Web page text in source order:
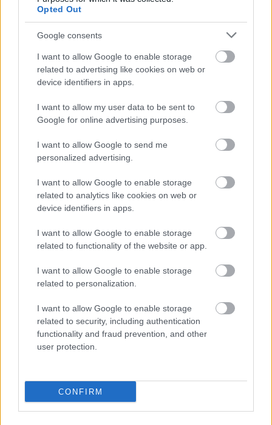
Opted Out
Google consents
I want to allow Google to enable storage
related to advertising like cookies on web or
device identifiers in apps.
I want to allow my user data to be sent to
Google for online advertising purposes.
I want to allow Google to send me
personalized advertising.
I want to allow Google to enable storage
related to analytics like cookies on web or
device identifiers in apps.
I want to allow Google to enable storage
related to functionality of the website or app.
I want to allow Google to enable storage
related to personalization.
I want to allow Google to enable storage
related to security, including authentication
functionality and fraud prevention, and other
user protection.
CONFIRM
A csatajelenet egyik legjobb pillanata volt, amikor a két
sereg Jon feje fölött összecsap, és elkezd épülni a
hullatorony, ami végül a Ramsay-ék által kitalált csapda
ahogy azt a fenti videóban is láthatjátok), hogy rengeteg
statiszta és ló vett részt benne. Amikor a sereg megindul
Jon felé, az őt alakító Kit Harrington összesen 40 lóval
nézett szembe. A forgatás során 80 lovat vetettek be.